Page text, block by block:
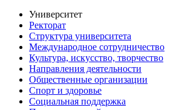
Университет
Ректорат
Структура университета
Международное сотрудничество
Культура, искусство, творчество
Направления деятельности
Общественные организации
Спорт и здоровье
Социальная поддержка